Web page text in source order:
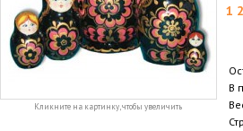
Кликните на картинку, чтобы увеличить
1
В